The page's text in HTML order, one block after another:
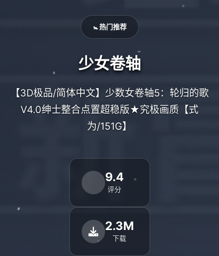
🚼 热门推荐
少女卷轴
【3D极品/简体中文】少数女卷轴5：轮归的歌
V4.0绅士整合点置超稳版★究极画质【式
为/151G】
9.4
评分
2.3M
下载